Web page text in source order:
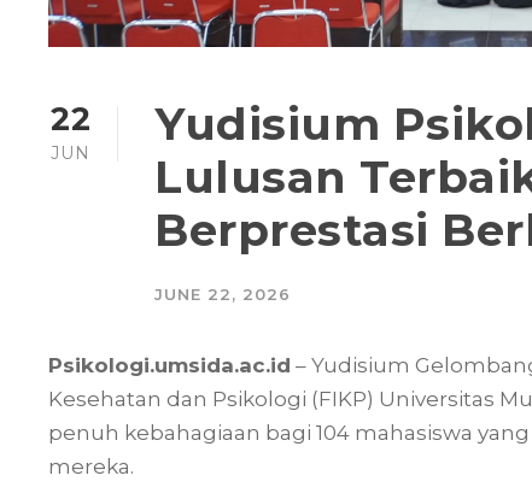
22
JUN
Yudisium
Lulusan
Berprestasi
JUNE 22, 2026
Psikologi.umsida.ac.id – Yudisium
Kesehatan dan Psikologi (FIKP) Universitas
penuh kebahagiaan bagi 104 mahasiswa
mereka.